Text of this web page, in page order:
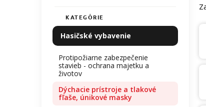
Preskočiť
kategórie
KATEGÓRIE
Hasičské vybavenie
Protipožiarne zabezpečenie
stavieb - ochrana majetku a
životov
Dýchacie prístroje a tlakové
fľaše, únikové masky